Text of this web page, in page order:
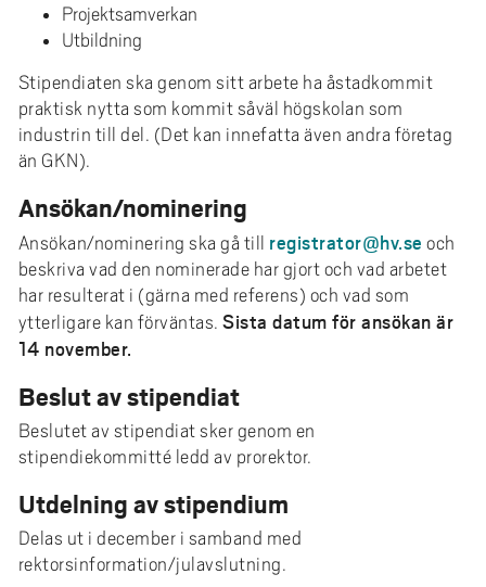
Projektsamverkan
Utbildning
Stipendiaten ska genom sitt arbete ha åstadkommit
praktisk nytta som kommit såväl högskolan som
industrin till del. (Det kan innefatta även andra företag
än GKN).
Ansökan/nominering
Ansökan/nominering ska gå till registrator@hv.se och
beskriva vad den nominerade har gjort och vad arbetet
har resulterat i (gärna med referens) och vad som
ytterligare kan förväntas.Sista datum för ansökan är
14 november.
Beslut av stipendiat
Beslutet av stipendiat sker genom en
stipendiekommitté ledd av prorektor.
Utdelning av stipendium
Delas ut i december i samband med
rektorsinformation/julavslutning.